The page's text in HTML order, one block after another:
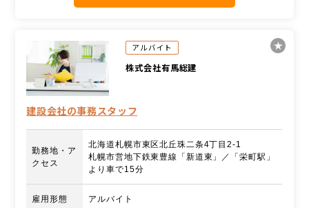
アルバイト
株式会社有馬総建
建設会社の事務スタッフ
勤務地・ア
クセス
北海道札幌市東区北丘珠二条4丁目2-1
札幌市営地下鉄東豊線「新道東」／「栄町駅」
より車で15分
雇用形態 アルバイト